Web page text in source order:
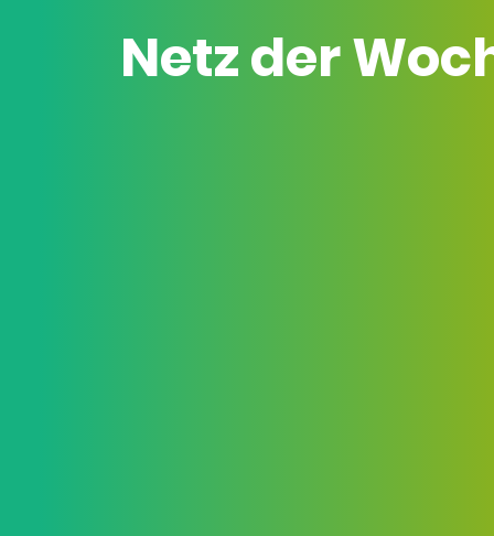
Netz der